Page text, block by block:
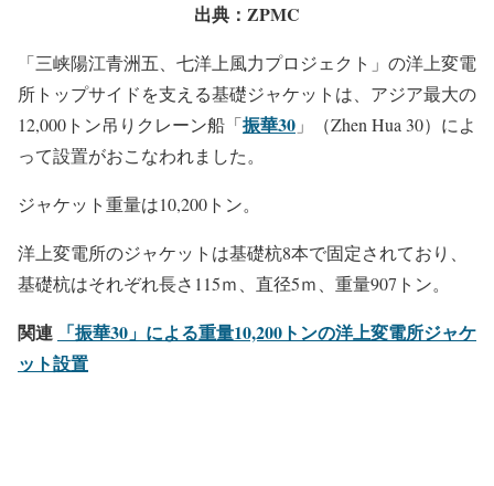
半潜水式バージからジャケットを吊り上げるクレーン船
「振華30」（重量：10,200トン）
出典：ZPMC
「三峡陽江青洲五、七洋上風力プロジェクト」の洋上変電
所トップサイドを支える基礎ジャケットは、アジア最大の
12,000トン吊りクレーン船「
振華30」（Zhen Hua 30）によ
ジャケット重量は10,200トン。